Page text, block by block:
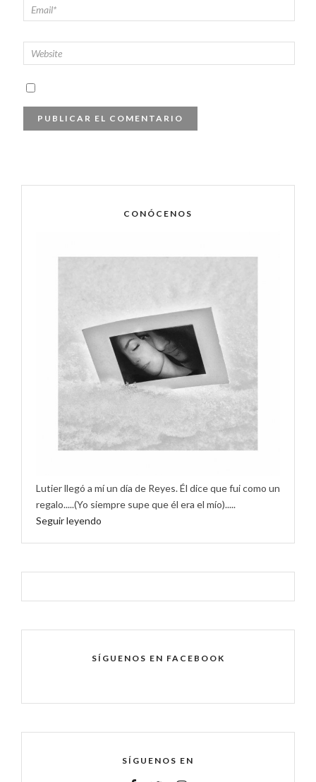
CONÓCENOS
Lutier llegó a mí un día de Reyes. Él dice que fui como un
regalo.....(Yo siempre supe que él era el mío).....
Seguir leyendo
SÍGUENOS EN FACEBOOK
SÍGUENOS EN